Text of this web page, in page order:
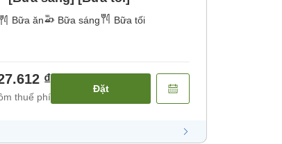
Bữa ăn Bữa sáng Bữa tối
₫
thuế phí
Đặt